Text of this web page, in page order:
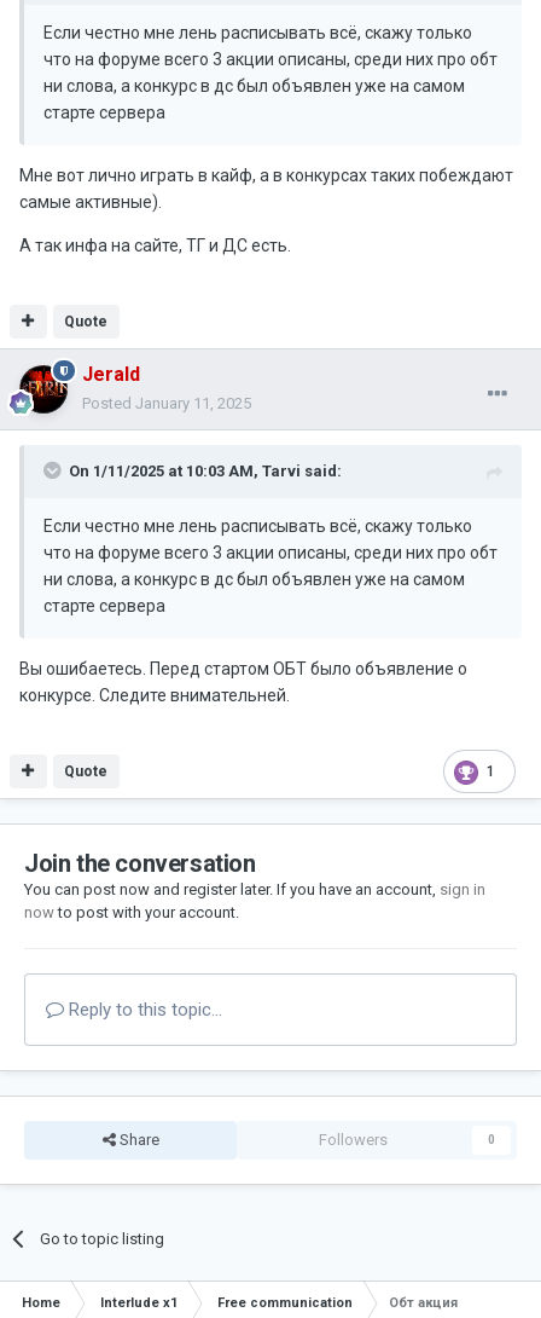
Если честно мне лень расписывать всё, скажу только
что на форуме всего 3 акции описаны, среди них про обт
ни слова, а конкурс в дс был объявлен уже на самом
старте сервера
Мне вот лично играть в кайф, а в конкурсах таких побеждают
самые активные).
А так инфа на сайте, ТГ и ДС есть.
Quote
Jerald
Posted January 11, 2025
On 1/11/2025 at 10:03 AM, Tarvi said:
Если честно мне лень расписывать всё, скажу только
что на форуме всего 3 акции описаны, среди них про обт
ни слова, а конкурс в дс был объявлен уже на самом
старте сервера
Вы ошибаетесь. Перед стартом ОБТ было объявление о
конкурсе. Следите внимательней.
1
Quote
Join the conversation
You can post now and register later. If you have an account, sign in
nowto post with your account.
Reply to this topic...
Share Followers 0
Go to topic listing
Home Interlude x1 Free communication Обт акция